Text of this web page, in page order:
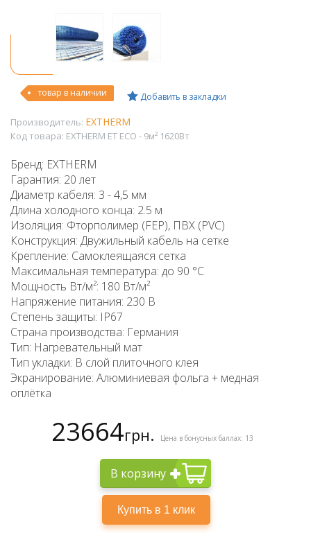
товар в наличии Добавить в закладки
Производитель: EXTHERM
Код товара: EXTHERM ET ECO - 9м² 1620Вт
Бренд: EXTHERM
Гарантия: 20 лет
Диаметр кабеля: 3 - 4,5 мм
Длина холодного конца: 2.5 м
Изоляция: Фторполимер (FEP), ПВХ (PVC)
Конструкция: Двужильный кабель на сетке
Крепление: Самоклеящаяся сетка
Максимальная температура: до 90 °C
Мощность Вт/м²: 180 Вт/м²
Напряжение питания: 230 В
Степень защиты: IP67
Страна производства: Германия
Тип: Нагревательный мат
Тип укладки: В слой плиточного клея
Экранирование: Алюминиевая фольга + медная
оплётка
23664грн. Цена в бонусных баллах: 13
В корзину